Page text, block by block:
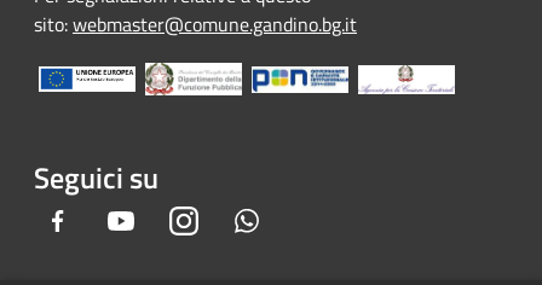
sito:webmaster@comune.gandino.bg.it
Seguici su
Facebook YoutubeInstagram